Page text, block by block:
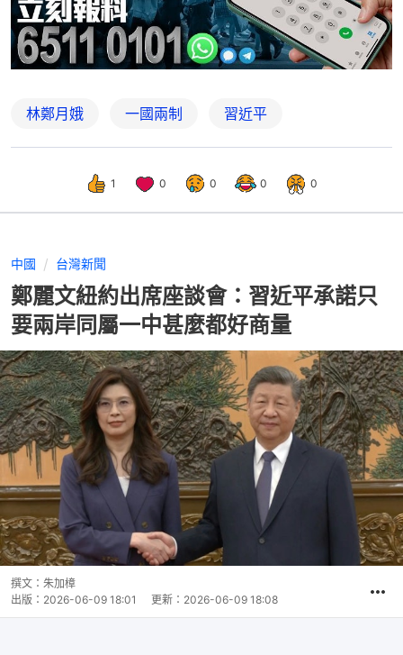
林鄭月娥 一國兩制 習近平
1 0 0 0 0
中國 台灣新聞
鄭麗文紐約出席座談會：習近平承諾只
要兩岸同屬一中甚麼都好商量
撰文： 朱加樟
出版： 2026-06-09 18:01 更新： 2026-06-09 18:08